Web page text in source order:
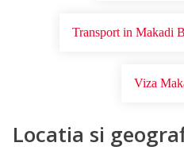
Transport in Makadi
Viza
Locatia si